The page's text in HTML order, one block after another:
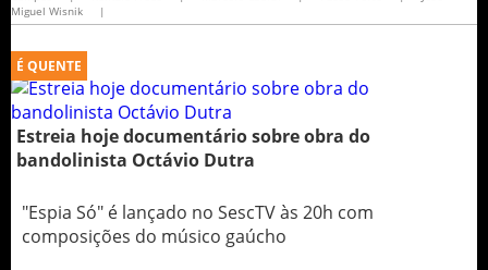
Miguel Wisnik
|
É QUENTE
Estreia hoje documentário sobre obra do
bandolinista Octávio Dutra
"Espia Só" é lançado no SescTV às 20h com
composições do músico gaúcho